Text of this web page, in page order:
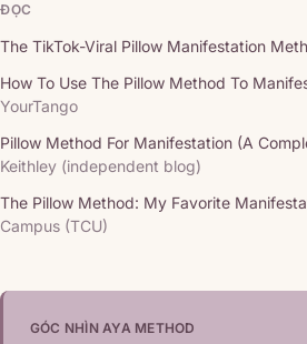
ĐỌC
The TikTok-Viral Pillow Manifestation
How To Use The Pillow Method To
YourTango
Pillow Method For Manifestation (A
Keithley (independent blog)
The Pillow Method: My Favorite
Campus (TCU)
GÓC NHÌN AYA METHOD